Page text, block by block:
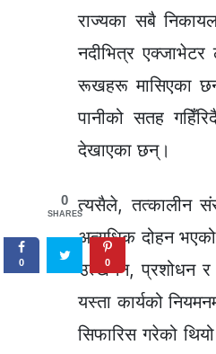
राज्यका सबै
नदीभित्र
रूखहरू मासिएका
पानीको सतह
देखाएका छन्।
त्यसैले, तत्कालीन
अत्यधिक दोहन भएको
उत्खनन, प्रशोधन र
यस्ता कार्यको
सिफारिस गरेको
0
SHARES
0 0